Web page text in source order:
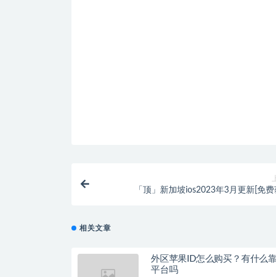
「顶」新加坡ios2023年3月更新[免费
相关文章
外区苹果ID怎么购买？有什么
平台吗